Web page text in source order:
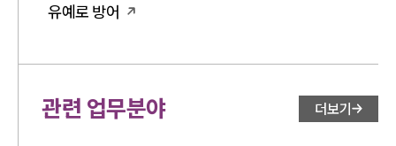
유예로 방어
관련 업무분야 더보기